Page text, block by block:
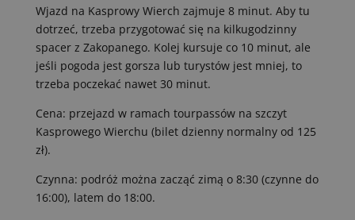
Wjazd na Kasprowy Wierch zajmuje 8 minut. Aby tu
dotrzeć, trzeba przygotować się na kilkugodzinny
spacer z Zakopanego. Kolej kursuje co 10 minut, ale
jeśli pogoda jest gorsza lub turystów jest mniej, to
trzeba poczekać nawet 30 minut.
Cena: przejazd w ramach tourpassów na szczyt
Kasprowego Wierchu (bilet dzienny normalny od 125
zł).
Czynna: podróż można zacząć zimą o 8:30 (czynne do
16:00), latem do 18:00.